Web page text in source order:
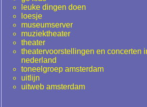
leuke dingen doen
loesje
museumserver
muziektheater
theater
theatervoorstellingen en concerten
nederland
toneelgroep amsterdam
uitlijn
uitweb amsterdam